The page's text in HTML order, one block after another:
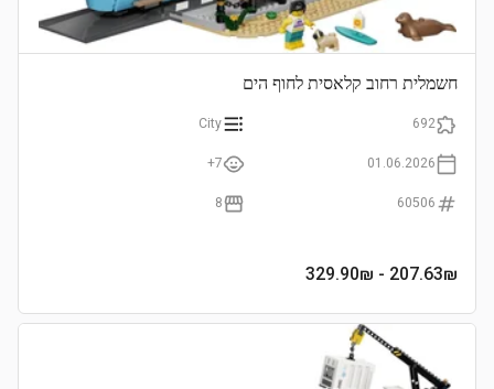
חשמלית רחוב קלאסית לחוף הים
692
City
01.06.2026
7+
60506
8
207.63₪
- 329.90₪